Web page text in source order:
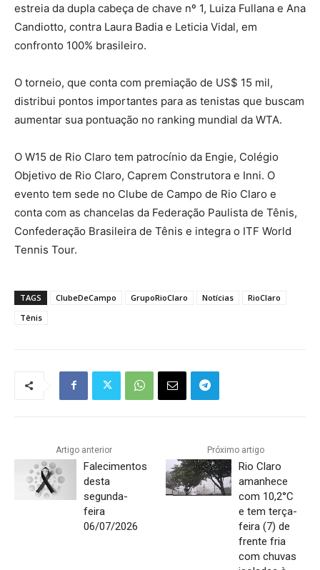
estreia da dupla cabeça de chave nº 1, Luiza Fullana e Ana
Candiotto, contra Laura Badia e Leticia Vidal, em
confronto 100% brasileiro.
O torneio, que conta com premiação de US$ 15 mil,
distribui pontos importantes para as tenistas que buscam
aumentar sua pontuação no ranking mundial da WTA.
O W15 de Rio Claro tem patrocínio da Engie, Colégio
Objetivo de Rio Claro, Caprem Construtora e Inni. O
evento tem sede no Clube de Campo de Rio Claro e
conta com as chancelas da Federação Paulista de Tênis,
Confederação Brasileira de Tênis e integra o ITF World
Tennis Tour.
TAGS ClubeDeCampo GrupoRioClaro Notícias
RioClaro
Tênis
Artigo anterior
Falecimentos
desta
segunda-
feira
06/07/2026
Próximo artigo
Rio Claro
amanhece
com 10,2°C
e tem terça-
feira (7) de
frente fria
com chuvas